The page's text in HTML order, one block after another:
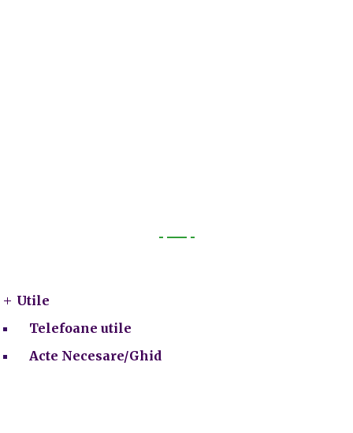
Utile
Telefoane utile
Acte Necesare/Ghid